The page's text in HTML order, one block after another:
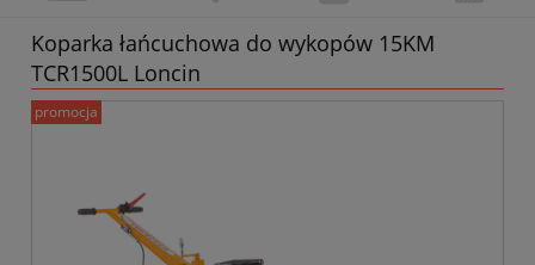
Koparka łańcuchowa do wykopów 15KM
TCR1500L Loncin
promocja